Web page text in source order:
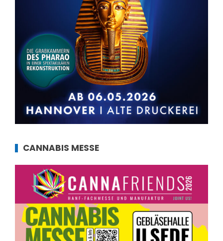
CANNABIS MESSE